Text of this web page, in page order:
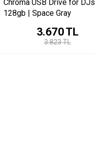
Chroma USB Drive for DJs
128gb | Space Gray
3.823 TL
3.670TL